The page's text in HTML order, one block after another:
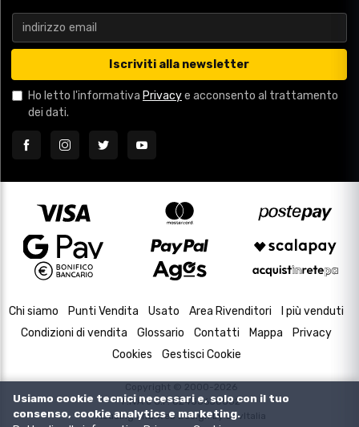
Iscriviti alla newsletter
Ho letto l'informativa Privacye acconsento al trattamento
dei dati.
Chi siamo Punti Vendita Usato Area Rivenditori
I più venduti
Condizioni di vendita
Glossario Contatti Mappa
Privacy
Cookies
Gestisci Cookie
Copyright © 2000-2026
P.IVA e C.F. 02433630502
Housing and Web Design byDevItalia
Usiamo cookie tecnici necessari e, solo con il tuo
consenso, cookie analytics e marketing.